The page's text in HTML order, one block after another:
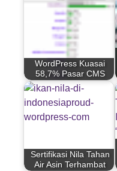
WordPress Kuasai
58,7% Pasar CMS
Sertifikasi Nila Tahan
Air Asin Terhambat